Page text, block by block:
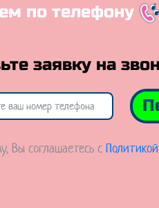
по телефону
заявку на
Вы соглашаетесь с